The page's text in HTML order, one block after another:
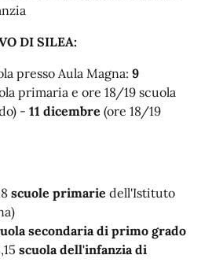
DI SILEA:
presso Aula Magna: 9
primaria e ore 18/19 scuola
- 11 dicembre (ore 18/19
scuole primarie dell'Istituto
secondaria di primo grado
scuola dell'infanzia di